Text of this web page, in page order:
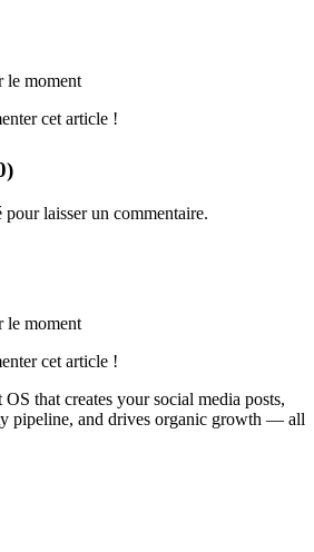
le moment
cet article !
)
pour laisser un commentaire.
le moment
cet article !
that creates your social media posts,
pipeline, and drives organic growth — all